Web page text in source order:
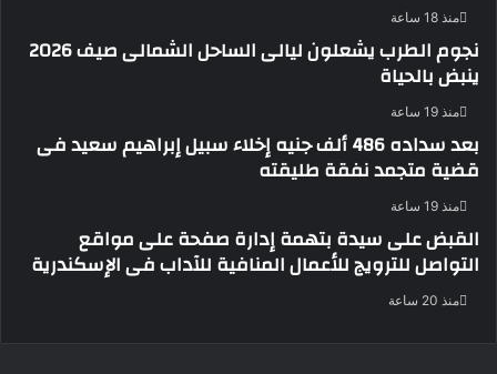
منذ 18 ساعة
نجوم الطرب يشعلون ليالى الساحل الشمالى صيف 2026
ينبض بالحياة
منذ 19 ساعة
بعد سداده 486 ألف جنيه إخلاء سبيل إبراهيم سعيد فى
قضية متجمد نفقة طليقته
منذ 19 ساعة
القبض على سيدة بتهمة إدارة صفحة على مواقع
التواصل للترويج للأعمال المنافية للآداب فى الإسكندرية
منذ 20 ساعة